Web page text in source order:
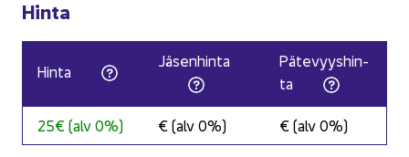
Hinta
Hinta
Jä­sen­hin­ta
Pä­te­vyys­hin­
ta
25€ (alv 0%) € (alv 0%) € (alv 0%)